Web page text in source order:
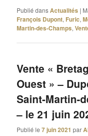
Publié dansActualités |
François Dupont, Furic,
Martin-des-Champs,
Vente «
Ouest » –
Saint-Martin-
– le 21 juin
Publié le7 juin 2021 par